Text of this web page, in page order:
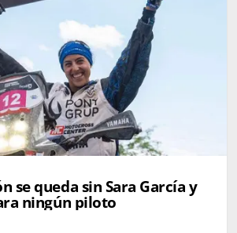
se queda sin Sara García y
ningún piloto